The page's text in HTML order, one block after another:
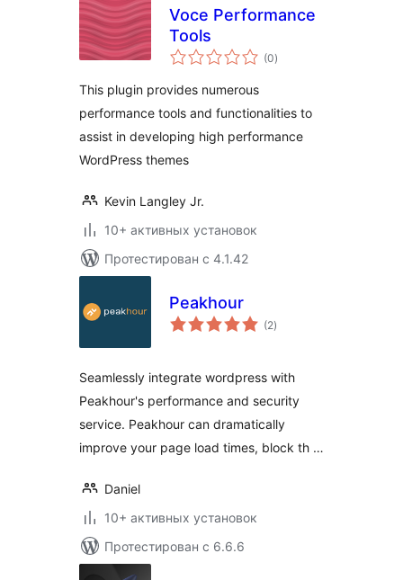
Voce Performance
Tools
(0общий
рейтинг
)
This plugin provides numerous
performance tools and functionalities to
assist in developing high performance
WordPress themes
Kevin Langley Jr.
10+ активных установок
Протестирован с 4.1.42
Peakhour
(2общий
рейтинг
)
Seamlessly integrate wordpress with
Peakhour's performance and security
service. Peakhour can dramatically
improve your page load times, block th …
Daniel
10+ активных установок
Протестирован с 6.6.6